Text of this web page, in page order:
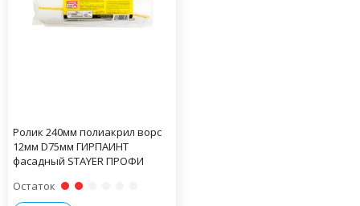
Ролик 240мм полиакрил ворс
12мм D75мм ГИРПАИНТ
фасадный STAYER ПРОФИ
Остаток